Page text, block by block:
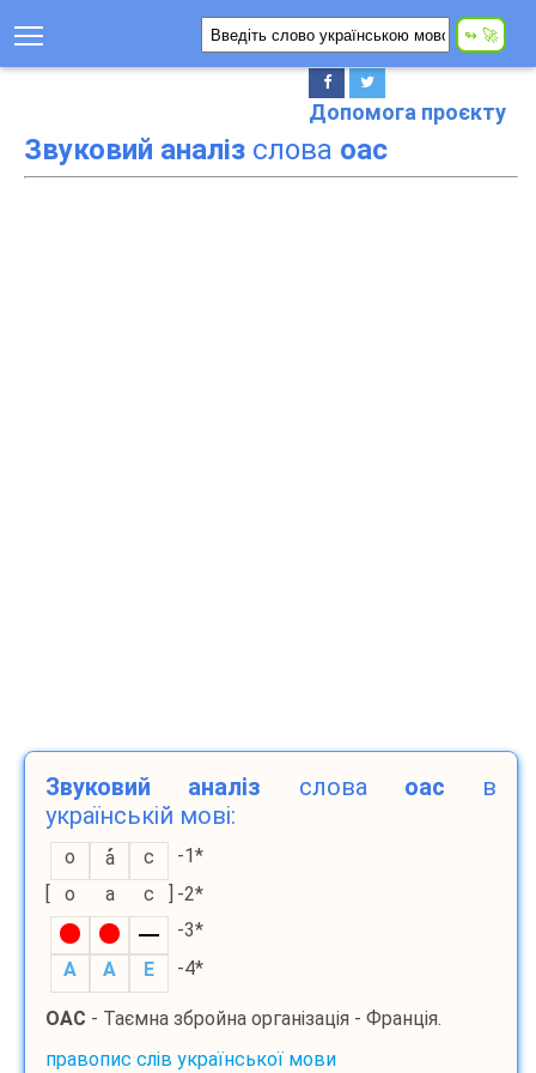
Допомога проєкту
Звуковий аналіз слова оас
Звуковий аналіз слова оас в
українській мові:
о а с
-1*
[
о а с ] -2*
-3*
A
A E -4*
ОАС - Таємна збройна організація - Франція.
правопис слів української мови